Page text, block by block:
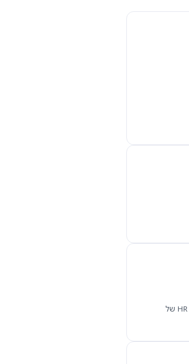
— גישה לפי תפקיד ורישיון; ניתן להעניק למנהל הרשאה לצפות, להוסיף ולערוך שיחות HR של